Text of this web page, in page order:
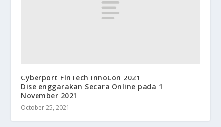
Cyberport FinTech InnoCon 2021
Diselenggarakan Secara Online pada 1
November 2021
October 25, 2021